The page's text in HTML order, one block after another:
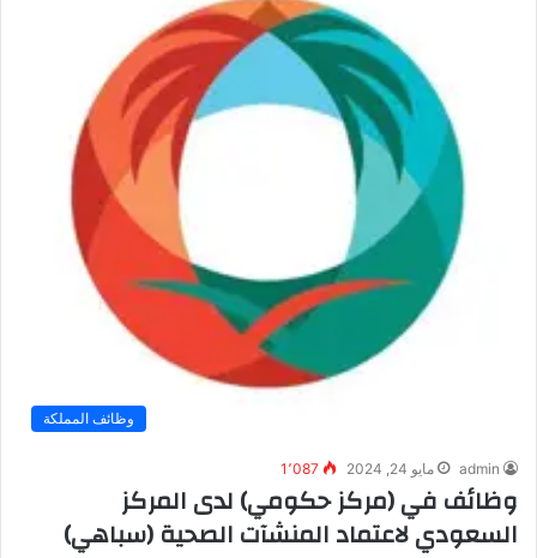
وظائف المملكة
admin مايو 24, 2024 1٬087
وظائف في (مركز حكومي) لدى المركز
السعودي لاعتماد المنشآت الصحية (سباهي)